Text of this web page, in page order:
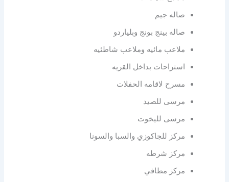
صاله جيم
صاله بينج بونج وبلياردو
ملاعب مائيه وملاعب شاطئيه
استراحات بداخل القريه
مسرح لاقامه الحفلات
مرسى للصيد
مرسى لليخوت
مركز للجاكوزي والسبا والسونا
مركز شرطه
مركز مطافي